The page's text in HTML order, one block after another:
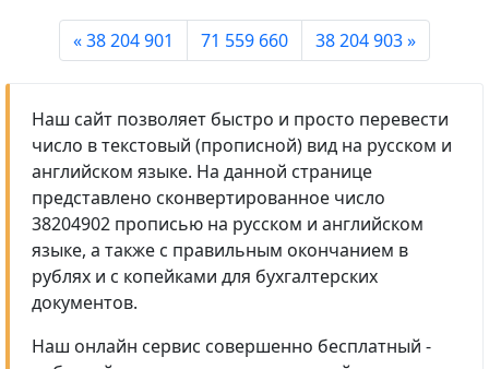
« 38 204 901 71 559 660 38 204 903 »
Наш сайт позволяет быстро и просто перевести
число в текстовый (прописной) вид на русском и
английском языке. На данной странице
представлено сконвертированное число
38204902 прописью на русском и английском
языке, а также с правильным окончанием в
рублях и с копейками для бухгалтерских
документов.
Наш онлайн сервис совершенно бесплатный -